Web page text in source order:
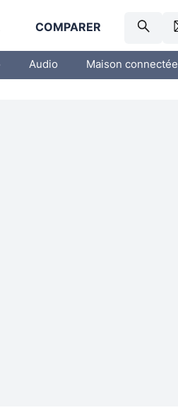
COMPARER
Audio Maison connectée